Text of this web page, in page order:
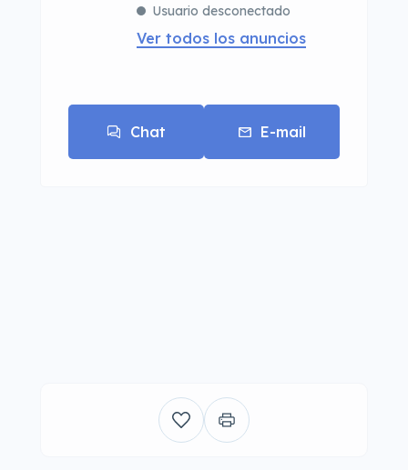
Usuario desconectado
Ver todos los anuncios
Chat E-mail